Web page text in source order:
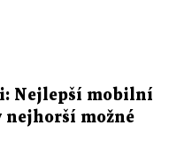
Nejlepší mobilní
nejhorší možné